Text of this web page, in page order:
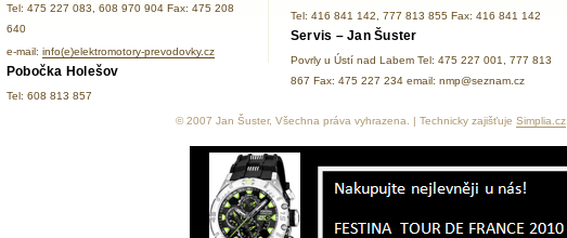
Tel: 475 227 083, 608 970 904 Fax: 475 208
640
e-mail: info(e)elektromotory-prevodovky.cz
Pobočka Holešov
Tel: 608 813 857
Tel: 416 841 142, 777 813 855 Fax: 416 841 142
Servis – Jan Šuster
Povrly u Ústí nad Labem Tel: 475 227 001, 777 813
867 Fax: 475 227 234 email: nmp@seznam.cz
© 2007 Jan Šuster, Všechna práva vyhrazena. | Technicky zajišťuje Simplia.cz